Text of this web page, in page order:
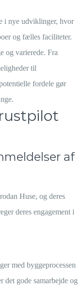
i nye udviklinger, hvor
og fælles faciliteter.
og varierede. Fra
til
fordele gør
af
Huse, og deres
deres engagement i
med byggeprocessen
gode samarbejde og